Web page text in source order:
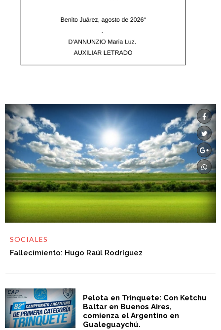
SOCIALES
Fallecimiento: Hugo Raúl Rodríguez
Pelota en Trinquete: Con Ketchu
Baltar en Buenos Aires,
comienza el Argentino en
Gualeguaychú.